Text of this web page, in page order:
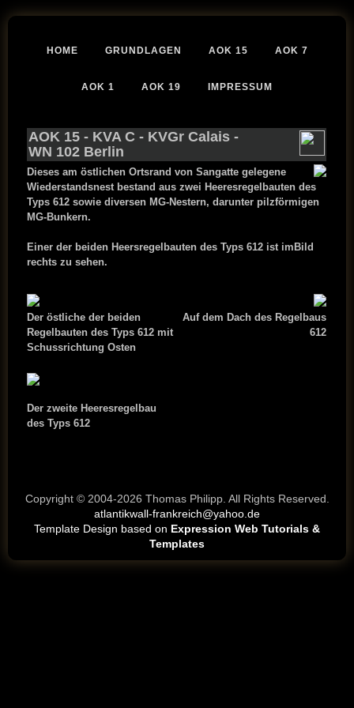
HOME GRUNDLAGEN AOK 15 AOK 7
AOK 1 AOK 19 IMPRESSUM
AOK 15 - KVA C - KVGr Calais -
WN 102 Berlin
Dieses am östlichen Ortsrand von Sangatte gelegene
Wiederstandsnest bestand aus zwei Heeresregelbauten des
Typs 612 sowie diversen MG-Nestern, darunter pilzförmigen
MG-Bunkern.
Einer der beiden Heersregelbauten des Typs 612 ist imBild
rechts zu sehen.
Der östliche der beiden
Regelbauten des Typs 612 mit
Schussrichtung Osten
Auf dem Dach des Regelbaus
612
Der zweite Heeresregelbau
des Typs 612
Copyright © 2004-2026 Thomas Philipp. All Rights Reserved.
atlantikwall-frankreich@yahoo.de
Template Design based on Expression Web Tutorials &
Templates